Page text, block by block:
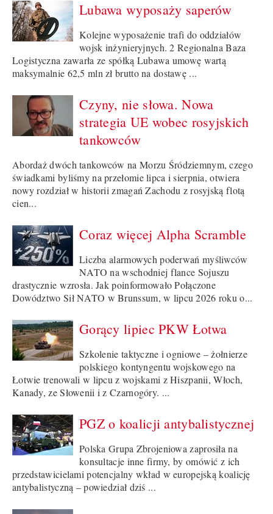
Lubawa wyposaży saperów
Kolejne wyposażenie trafi do oddziałów
wojsk inżynieryjnych. 2 Regionalna Baza
Logistyczna zawarła ze spółką Lubawa umowę wartą
maksymalnie 62,5 mln zł brutto na dostawę ...
Czyny, nie słowa. Nowa
strategia UE wobec rosyjskich
tankowców
Abordaż dwóch tankowców na Morzu Śródziemnym, czego
świadkami byliśmy na przełomie lipca i sierpnia, otwiera
nowy rozdział w historii zmagań Zachodu z rosyjską flotą
cien...
Coraz więcej Alpha Scramble
Liczba alarmowych poderwań myśliwców
NATO na wschodniej flance Sojuszu
drastycznie wzrosła. Jak poinformowało Połączone
Dowództwo Sił NATO w Brunssum, w lipcu 2026 roku o...
Gorący lipiec PKW Łotwa
Szkolenie taktyczne i ogniowe – żołnierze
polskiego kontyngentu wojskowego na
Łotwie trenowali w lipcu z wojskami z Hiszpanii, Włoch,
Kanady, ze Słowenii i z Czarnogóry. ...
PGZ o koalicji antybalistycznej
Polska Grupa Zbrojeniowa zaprosiła na
konsultacje inne firmy, by omówić z ich
przedstawicielami potencjalny wkład w europejską koalicję
antybalistyczną – powiedział dziś ...